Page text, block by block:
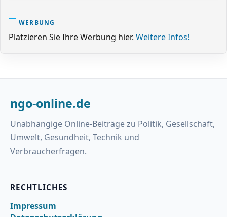
WERBUNG
Platzieren Sie Ihre Werbung hier. Weitere Infos!
ngo-online.de
Unabhängige Online-Beiträge zu Politik, Gesellschaft,
Umwelt, Gesundheit, Technik und
Verbraucherfragen.
RECHTLICHES
Impressum